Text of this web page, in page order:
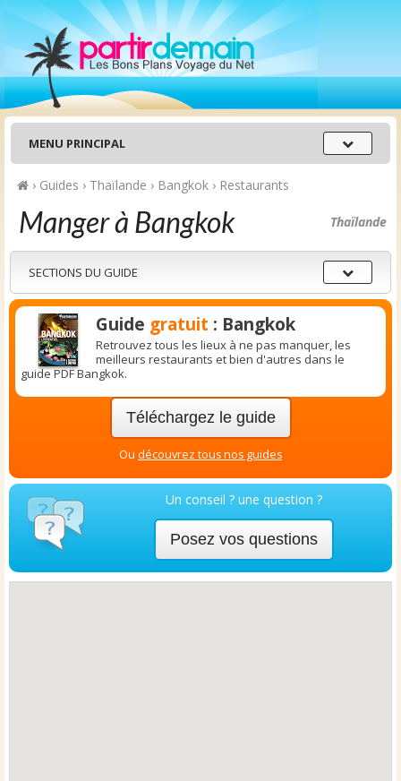
Menu
principal
MENU PRINCIPAL
› Guides › Thaïlande › Bangkok › Restaurants
Thaïlande
Manger à Bangkok
Sections
du
guide
SECTIONS DU GUIDE
Guide gratuit : Bangkok
Retrouvez tous les lieux à ne pas manquer, les
meilleurs restaurants et bien d'autres dans le
guide PDF Bangkok.
Téléchargez le guide
Ou découvrez tous nos guides
Un conseil ? une question ?
Posez vos questions